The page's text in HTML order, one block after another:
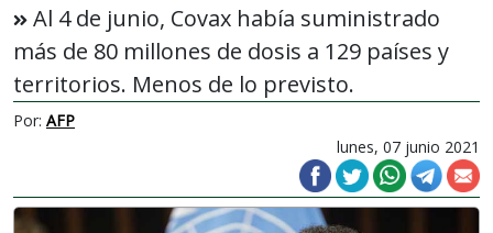
Al 4 de junio, Covax había suministrado
más de 80 millones de dosis a 129 países y
territorios. Menos de lo previsto.
Por: AFP
lunes, 07 junio 2021